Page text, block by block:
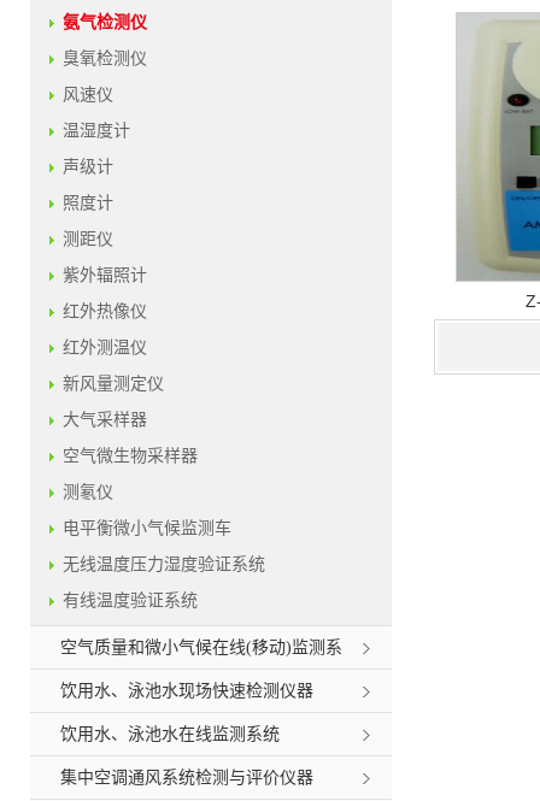
氨气检测仪
臭氧检测仪
风速仪
温湿度计
声级计
照度计
测距仪
紫外辐照计
红外热像仪
红外测温仪
新风量测定仪
大气采样器
空气微生物采样器
测氡仪
电平衡微小气候监测车
无线温度压力湿度验证系统
有线温度验证系统
空气质量和微小气候在线(移动)监测系
统
饮用水、泳池水现场快速检测仪器
饮用水、泳池水在线监测系统
集中空调通风系统检测与评价仪器